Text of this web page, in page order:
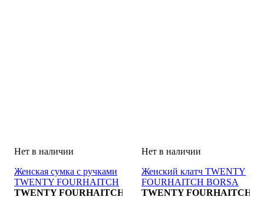
Женская сумка с ручками
TWENTY FOURHAITCH
BORSA
TWENTY FOURHAITCH
Женский клатч TWENTY
FOURHAITCH BORSA
TWENTY FOURHAITCH